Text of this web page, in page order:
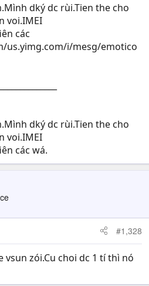
dký dc rùi.Tien the cho
voi.IMEI
các
us.yimg.com/i/mesg/emotico
dký dc rùi.Tien the cho
voi.IMEI
các wá.
#1,328
vsun zói.Cu choi dc 1 tí thì nó